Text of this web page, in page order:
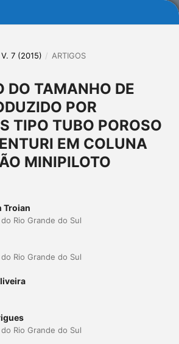
V. 7 (2015) / ARTIGOS
DO TAMANHO DE
POR
TIPO TUBO POROSO
EM COLUNA
MINIPILOTO
Troian
Rio Grande do Sul
Rio Grande do Sul
Rio Grande do Sul